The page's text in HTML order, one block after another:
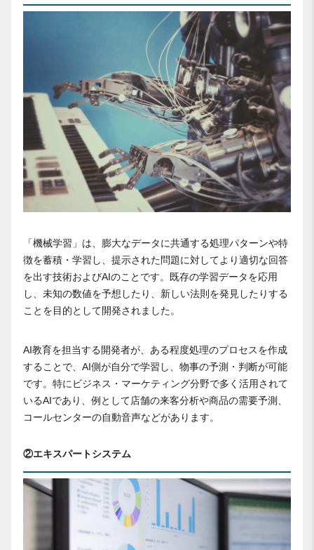
「機械学習」は、膨大なデータに共通する処理パターンや特
徴を蓄積・学習し、提示された問題に対してより適切な回答
を出す技術およびAIのことです。既存の学習データを応用
し、未知の数値を予想したり、新しい法則を発見したりする
ことを目的として開発されました。
AI教育を担当する開発者が、ある程度処理のプロセスを作成
することで、AI側が自分で学習し、物事の予測・判断が可能
です。特にビジネス・マーケティング分野で多く活用されて
いるAIであり、例として店舗の来客分析や商品の需要予測、
コールセンターの自動音声などがあります。
②エキスパートシステム